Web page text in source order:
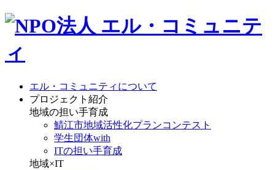
エル・コミュニティについて
プロジェクト紹介
地域の担い手育成
鯖江市地域活性化プランコンテスト
学生団体with
ITの担い手育成
地域×IT